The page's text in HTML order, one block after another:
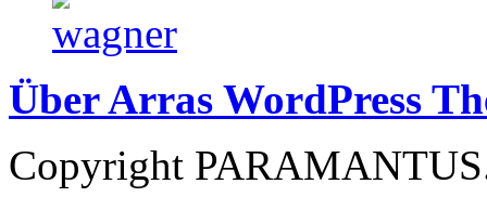
Über Arras WordPress
Copyright